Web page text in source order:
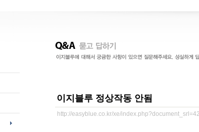
이지블루 정상작동 안됨
http://easyblue.co.kr/xe/